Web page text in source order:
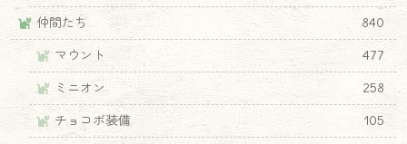
仲間たち
840
マウント
477
ミニオン
258
チョコボ装備
105